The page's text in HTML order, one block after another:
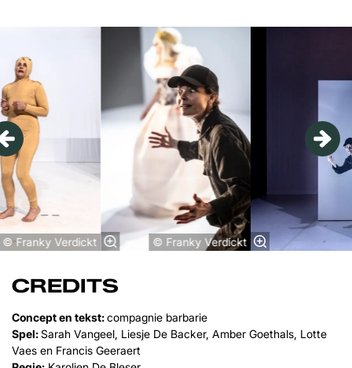
© Franky Verdickt © Franky Verdickt
CREDITS
Concept en tekst:compagnie barbarie
Spel:Sarah Vangeel, Liesje De Backer, Amber Goethals, Lotte
Vaes en Francis Geeraert